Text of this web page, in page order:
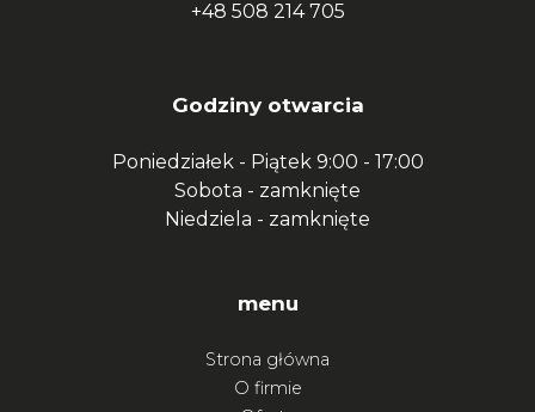
+48 508 214 705
Godziny otwarcia
Poniedziałek - Piątek9:00 - 17:00
Sobota - zamknięte
Niedziela - zamknięte
menu
Strona główna
O firmie